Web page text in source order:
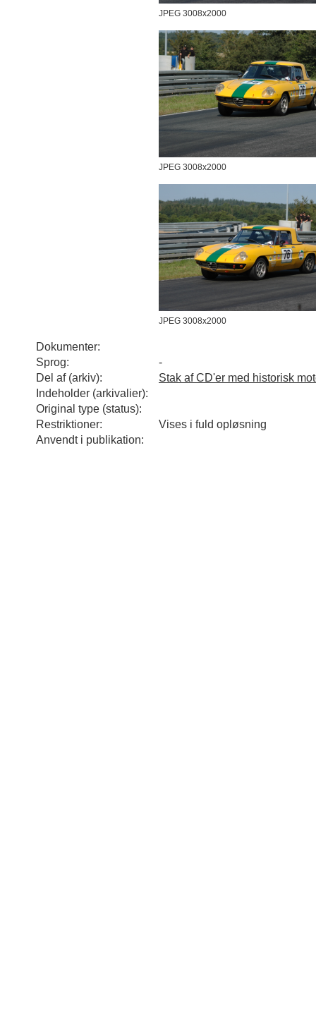
JPEG 3008x2000
JPEG 3008x2000
JPEG 3008x2000
Dokumenter:
Sprog:
-
Del af (arkiv):
Stak af CD'er med historisk
Indeholder (arkivalier):
Original type (status):
Restriktioner:
Vises i fuld opløsning
Anvendt i publikation: